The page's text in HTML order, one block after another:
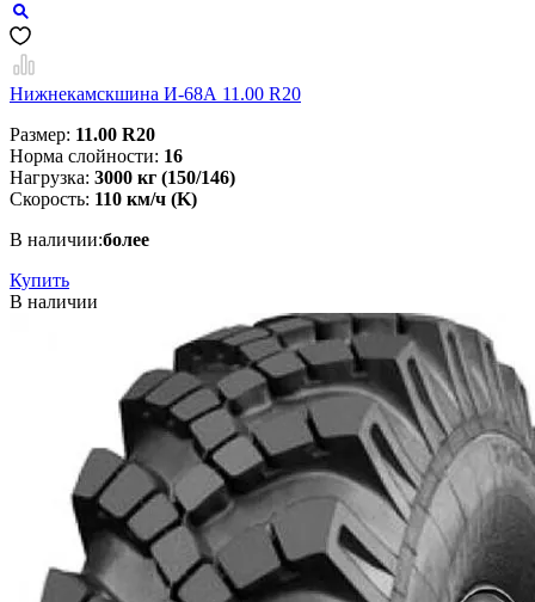
Нижнекамскшина И-68А 11.00 R20
Размер: 11.00 R20
Норма слойности: 16
Нагрузка: 3000 кг (150/146)
Скорость: 110 км/ч (K)
В наличии:более
Купить
В наличии